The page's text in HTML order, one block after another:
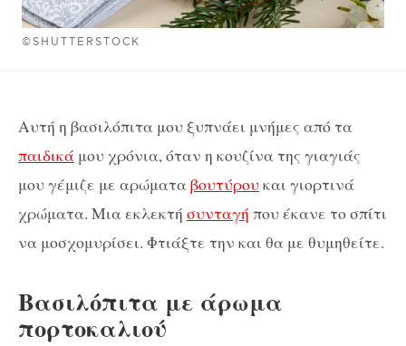
©SHUTTERSTOCK
Αυτή η βασιλόπιτα μου ξυπνάει μνήμες από τα
παιδικά μου χρόνια, όταν η κουζίνα της γιαγιάς
μου γέμιζε με αρώματαβουτύρου και γιορτινά
χρώματα. Μια εκλεκτή συνταγή που έκανε το σπίτι
να μοσχομυρίσει. Φτιάξτε την και θα με θυμηθείτε.
Βασιλόπιτα με άρωμα
πορτοκαλιού